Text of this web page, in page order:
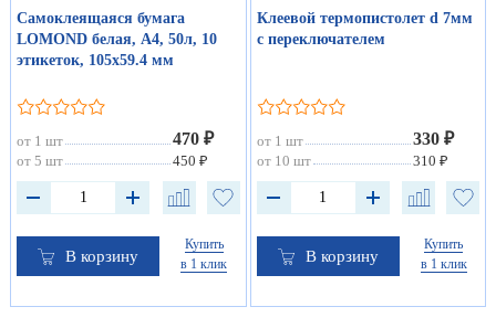
Самоклеящаяся бумага
LOMOND белая, А4, 50л, 10
этикеток, 105х59.4 мм
от 1 шт 470 ₽
от 5 шт 450 ₽
В корзину
Купить
в 1 клик
Клеевой термопистолет d 7мм
с переключателем
от 1 шт 330 ₽
от 10 шт 310 ₽
В корзину
Купить
в 1 клик